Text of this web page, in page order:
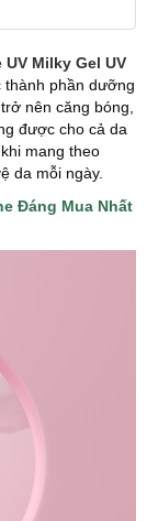
Milky Gel UV
thành phần dưỡng
nên căng bóng,
được cho cả da
mang theo
da mỗi ngày.
Đáng Mua Nhất